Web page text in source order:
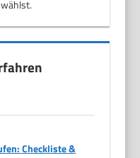
Checkliste &